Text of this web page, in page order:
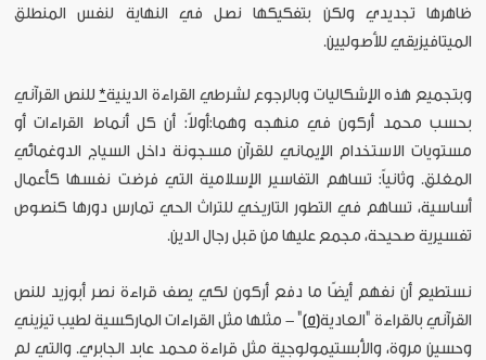
ظاهرها تجديدي ولكن بتفكيكها نصل في النهاية لنفس المنطلق
الميتافيزيقي للأصوليين.
وبتجميع هذه الإشكاليات وبالرجوع لشرطي القراءة الدينية*للنص القرآني
بحسب محمد أركون في منهجه وهما:أولاً: أن كل أنماط القراءات أو
مستويات الاستخدام الإيماني للقرآن مسجونة داخل السياج الدوغمائي
المغلق. وثانياً: تساهم التفاسير الإسلامية التي فرضت نفسها كأعمال
أساسية، تساهم في التطور التاريخي للتراث الحي تمارس دورها كنصوص
تفسيرية صحيحة، مجمع عليها من قبل رجال الدين.
نستطيع أن نفهم أيضًا ما دفع أركون لكي يصف قراءة نصر أبوزيد للنص
القرآني بالقراءة "العادية[5]
" - مثلها مثل القراءات الماركسية لطيب تيزيني
وحسين مروة، والأبستيمولوجية مثل قراءة محمد عابد الجابري. والتي لم